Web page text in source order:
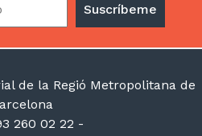
de la Regió Metropolitana de
260 02 22 -